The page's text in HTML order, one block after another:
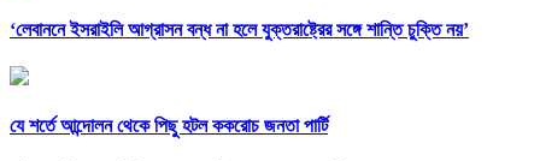
‘লেবাননে ইসরাইলি আগ্রাসন বন্ধ না হলে যুক্তরাষ্ট্রের সঙ্গে শান্তি চুক্তি নয়’
যে শর্তে আন্দোলন থেকে পিছু হটল ককরোচ জনতা পার্টি